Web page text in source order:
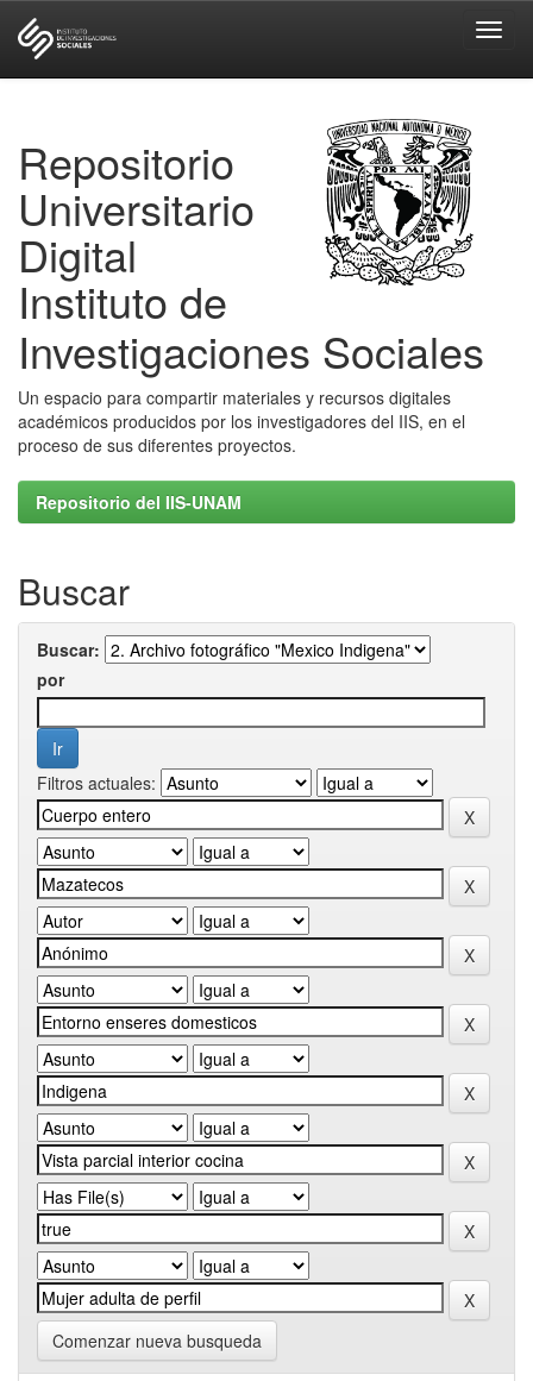
Repositorio
Universitario
Digital
Instituto de
Investigaciones Sociales
Un espacio para compartir materiales y recursos digitales
académicos producidos por los investigadores del IIS, en el
proceso de sus diferentes proyectos.
Repositorio del IIS-UNAM
Buscar
Buscar:
por
Filtros actuales:
Comenzar nueva busqueda